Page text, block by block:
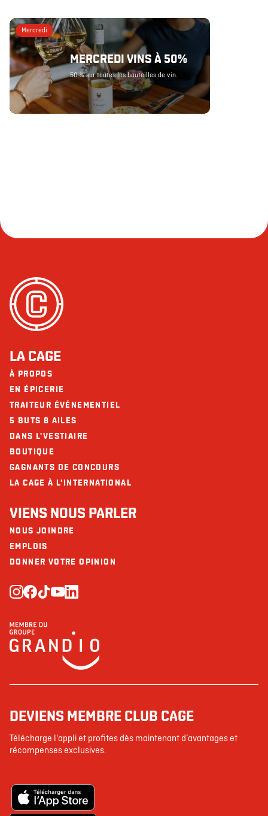
Mercredi
MERCREDI VINS À 50%
50 % sur toutes les bouteilles de vin.
LA CAGE
À PROPOS
EN ÉPICERIE
TRAITEUR ÉVÉNEMENTIEL
5 BUTS 8 AILES
DANS L'VESTIAIRE
BOUTIQUE
GAGNANTS DE CONCOURS
LA CAGE À L'INTERNATIONAL
VIENS NOUS PARLER
NOUS JOINDRE
EMPLOIS
DONNER VOTRE OPINION
DEVIENS MEMBRE CLUB CAGE
Télécharge l'appli et profites dès maintenant d’avantages et
récompenses exclusives.